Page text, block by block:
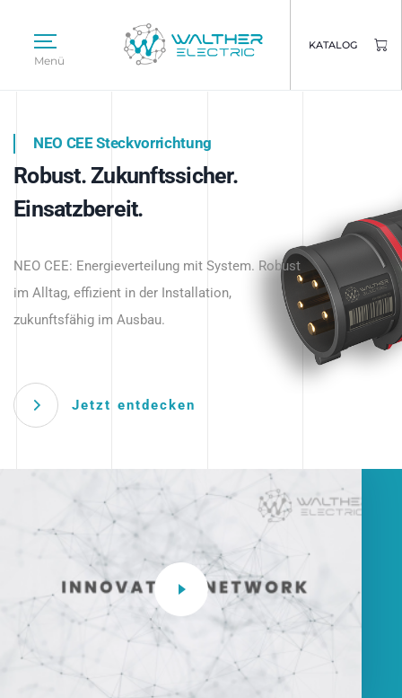
Menü
KATALOG
Intelligente Stromverteilung
beginnt hier.
NEO CEE Steckvorrichtung
Robust. Zukunftssicher.
Einsatzbereit.
NEO CEE: Energieverteilung mit System. Robust
im Alltag, effizient in der Installation,
zukunftsfähig im Ausbau.
Jetzt entdecken
Intelligenz trifft Energie.
Anwendungen – robust, IP-geschützt und
zukunftsfähig.